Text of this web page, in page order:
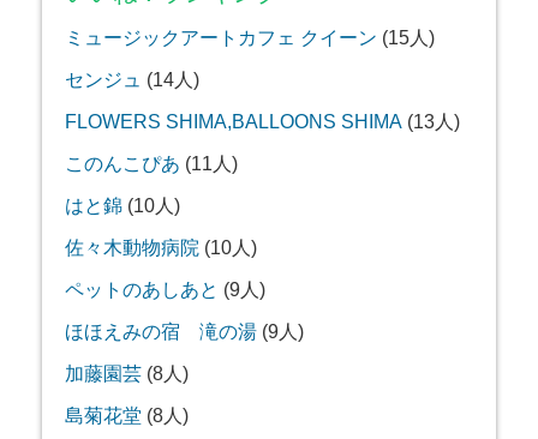
ミュージックアートカフェ クイーン (15人)
センジュ (14人)
FLOWERS SHIMA,BALLOONS SHIMA (13人)
このんこぴあ (11人)
はと錦 (10人)
佐々木動物病院 (10人)
ペットのあしあと (9人)
ほほえみの宿 滝の湯 (9人)
加藤園芸 (8人)
島菊花堂 (8人)